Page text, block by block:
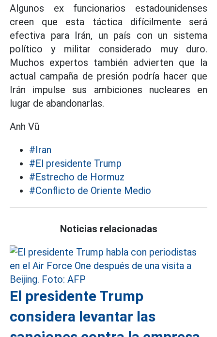
Algunos ex funcionarios estadounidenses
creen que esta táctica difícilmente será
efectiva para Irán, un país con un sistema
político y militar considerado muy duro.
Muchos expertos también advierten que la
actual campaña de presión podría hacer que
Irán impulse sus ambiciones nucleares en
lugar de abandonarlas.
Anh Vũ
#Iran
#El presidente Trump
#Estrecho de Hormuz
#Conflicto de Oriente Medio
Noticias relacionadas
El presidente Trump
considera levantar las